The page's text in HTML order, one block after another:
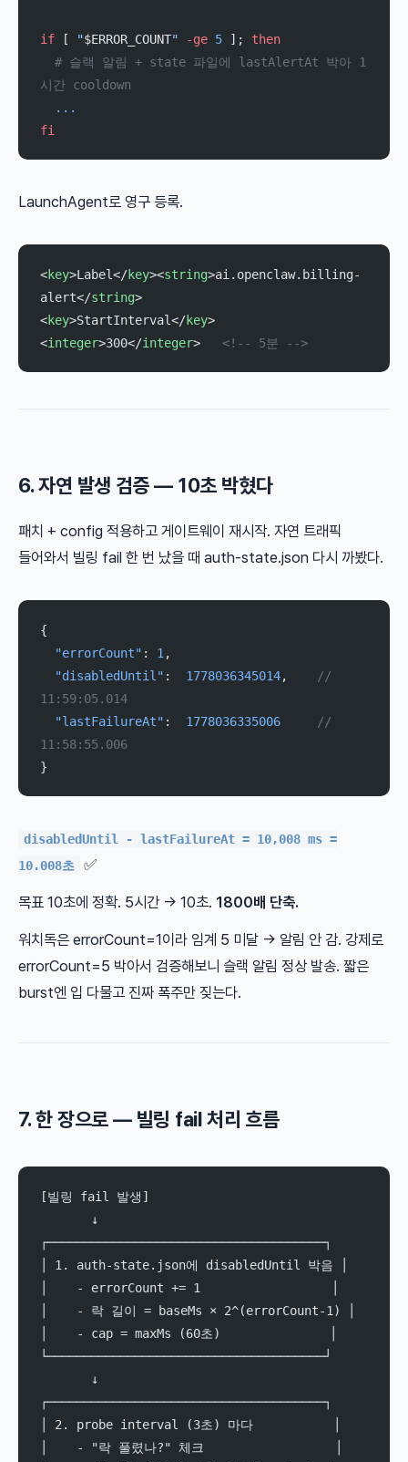
if [ "$ERROR_COUNT" -ge 5 ]; then
시간 cooldown
  ...
fi
LaunchAgent로 영구 등록.
<key>Label</key><string>ai.openclaw.billing-
alert</string>
<key>StartInterval</key>
<integer>300</integer> <!-- 5분 -->
6. 자연 발생 검증 — 10초 박혔다
패치 + config 적용하고 게이트웨이 재시작. 자연 트래픽
들어와서 빌링 fail 한 번 났을 때 auth-state.json 다시 까봤다.
{
  "errorCount"
: 1 ,
  "disabledUntil"
: 1778036345014,
//
11:59:05.014
  "lastFailureAt"
: 1778036335006
     //
11:58:55.006
}
disabledUntil - lastFailureAt = 10,008 ms =
10.008초
✅
목표 10초에 정확. 5시간 → 10초. 1800배 단축.
워치독은 errorCount=1이라 임계 5 미달 → 알림 안 감. 강제로
errorCount=5 박아서 검증해보니 슬랙 알림 정상 발송. 짧은
burst엔 입 다물고 진짜 폭주만 짖는다.
7. 한 장으로 — 빌링 fail 처리 흐름
[빌링 fail 발생]
       ↓
┌──────────────────────────────────────┐
│ 1. auth-state.json에 disabledUntil 박음 │
│    - errorCount += 1                  │
│    - 락 길이 = baseMs × 2^(errorCount-1) │
│    - cap = maxMs (60초)               │
└──────────────────────────────────────┘
       ↓
┌──────────────────────────────────────┐
│ 2. probe interval (3초) 마다           │
│    - "락 풀렸나?" 체크                  │